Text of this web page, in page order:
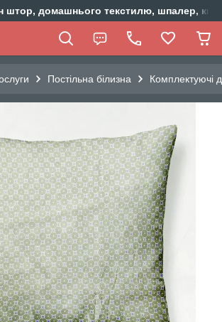
штор, домашнього текстилю, шпалер,
Постільна білизна Комплектуючі